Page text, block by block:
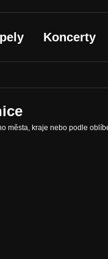
Koncerty
města, kraje nebo podle